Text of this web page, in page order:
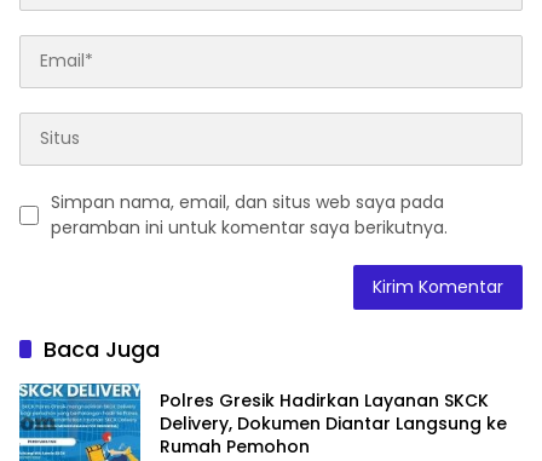
Simpan nama, email, dan situs web saya pada
peramban ini untuk komentar saya berikutnya.
Baca Juga
Polres Gresik Hadirkan Layanan SKCK
Delivery, Dokumen Diantar Langsung ke
Rumah Pemohon